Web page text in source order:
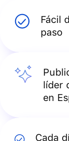
Fácil
paso
líder
en
Cada